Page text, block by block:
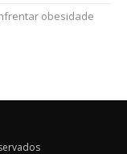
obesidade